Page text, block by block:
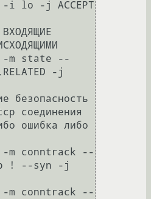
i lo -j ACCEPT
-m state --
-j
безопасность
соединения
ошибка либо
m conntrack --
! --syn -j
m conntrack --